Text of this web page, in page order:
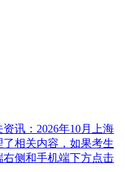
讯：2026年10月上海
相关内容，如果考生
侧和手机端下方点击